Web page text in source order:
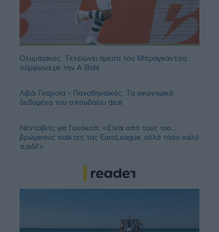
Ολυμπιακός: Τελειώνει άμεσα του Μπραγκάντσα
σύμφωνα με την A Bola
Λιβάι Γκαρσία - Παναθηναϊκός: Τα οικονομικά
δεδομένα του σπουδαίου deal
Νέντοβιτς για Γουόκαπ: «Είναι από τους πιο...
βρώμικους παίκτες της EuroLeague, αλλά τόσο καλό
παιδί!»